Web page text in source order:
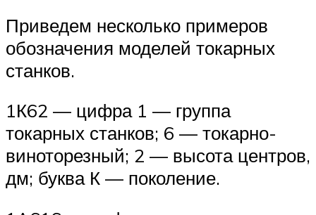
Приведем несколько примеров
обозначения моделей токарных
станков.
1К62 — цифра 1 — группа
токарных станков; 6 — токарно-
виноторезный; 2 — высота центров,
дм; буква К — поколение.